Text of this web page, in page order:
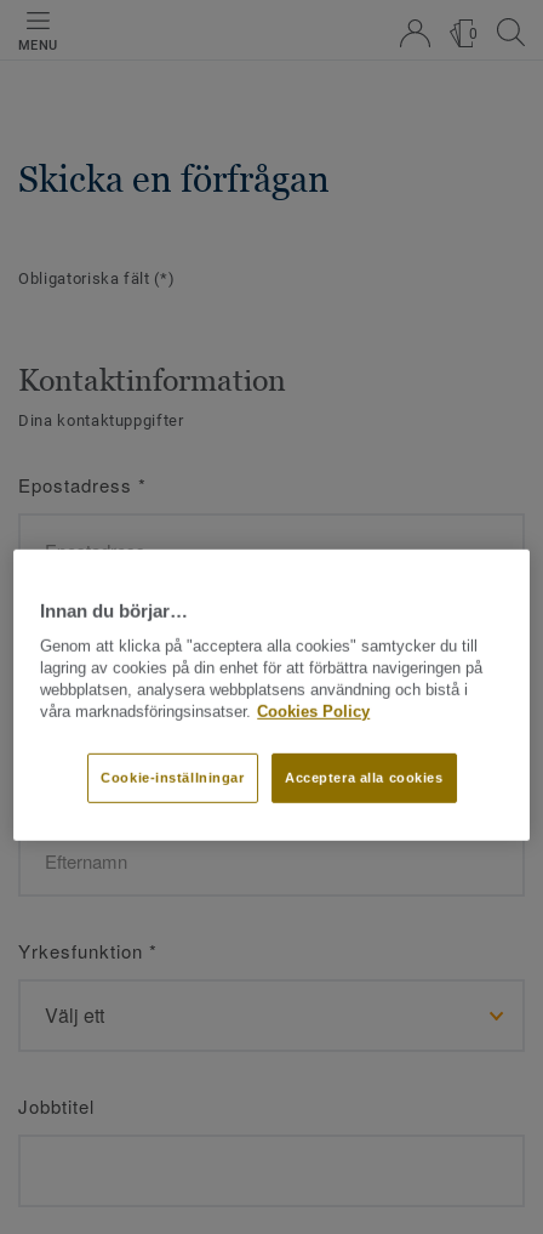
MENU
0
Skicka en förfrågan
Obligatoriska fält (*)
Kontaktinformation
Dina kontaktuppgifter
Epostadress *
Namn*
Efternamn*
Yrkesfunktion *
Jobbtitel
Innan du börjar…
Genom att klicka på "acceptera alla cookies" samtycker du till
lagring av cookies på din enhet för att förbättra navigeringen på
webbplatsen, analysera webbplatsens användning och bistå i
våra marknadsföringsinsatser. Cookies Policy
Acceptera alla cookies
Cookie-inställningar